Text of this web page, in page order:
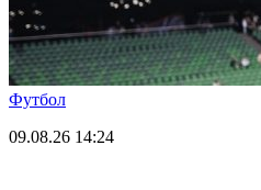
Футбол
09.08.26 14:24